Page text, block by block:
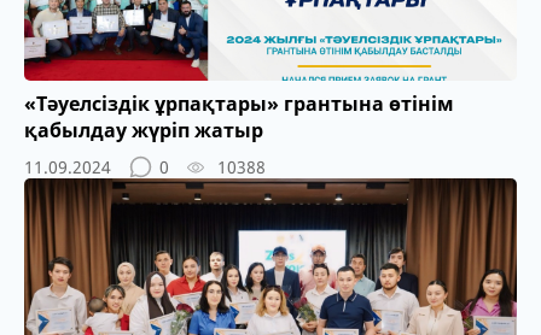
«Тәуелсіздік ұрпақтары» грантына өтінім
қабылдау жүріп жатыр
11.09.2024 0 10388